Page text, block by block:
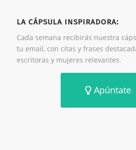
LA CÁPSULA INSPIRADORA:
Cada semana recibirás nuestra
tu email, con citas y frases
escritoras y mujeres relevantes.
Apúntate